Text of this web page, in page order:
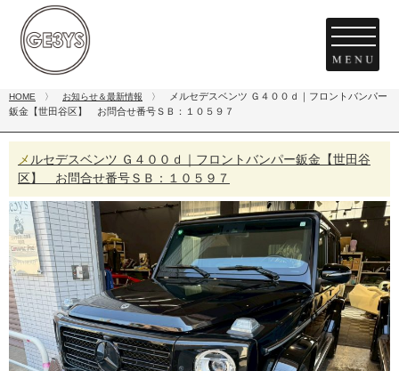
HOME 〉 お知らせ＆最新情報 〉
メルセデスベンツ Ｇ４００ｄ｜フロントバンパー
鈑金【世田谷区】 お問合せ番号ＳＢ：１０５９７
メルセデスベンツ Ｇ４００ｄ｜フロントバンパー鈑金【世田谷
区】 お問合せ番号ＳＢ：１０５９７